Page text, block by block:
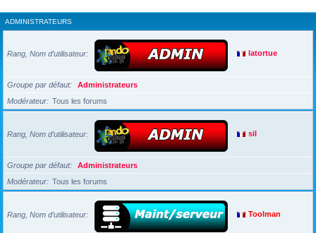
ADMINISTRATEURS
Rang, Nom d’utilisateur latortue
Groupe par défaut
Administrateurs
Modérateur
Tous les forums
Rang, Nom d’utilisateur sil
Groupe par défaut
Administrateurs
Modérateur
Tous les forums
Rang, Nom d’utilisateur Toolman